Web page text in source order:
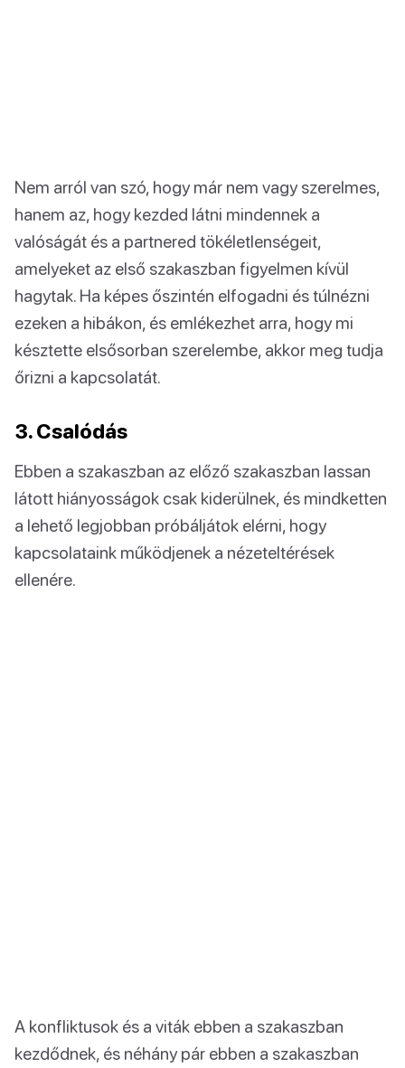
Nem arról van szó, hogy már nem vagy szerelmes,
hanem az, hogy kezded látni mindennek a
valóságát és a partnered tökéletlenségeit,
amelyeket az első szakaszban figyelmen kívül
hagytak. Ha képes őszintén elfogadni és túlnézni
ezeken a hibákon, és emlékezhet arra, hogy mi
késztette elsősorban szerelembe, akkor meg tudja
őrizni a kapcsolatát.
3. Csalódás
Ebben a szakaszban az előző szakaszban lassan
látott hiányosságok csak kiderülnek, és mindketten
a lehető legjobban próbáljátok elérni, hogy
kapcsolataink működjenek a nézeteltérések
ellenére.
A konfliktusok és a viták ebben a szakaszban
kezdődnek, és néhány pár ebben a szakaszban